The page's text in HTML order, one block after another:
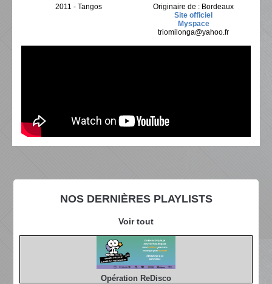
NOS DERNIÈRES PLAYLISTS
Voir tout
Opération ReDisco
2011 - Tangos
Originaire de : Bordeaux
Site officiel
Myspace
triomilonga@yahoo.fr